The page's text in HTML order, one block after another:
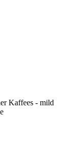
Kaffees - mild